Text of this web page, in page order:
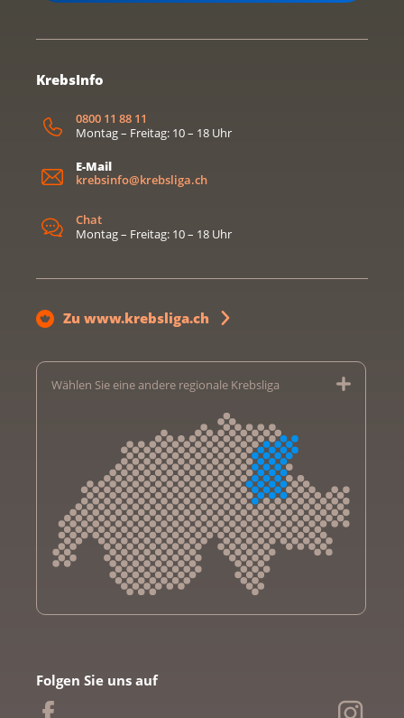
KrebsInfo
0800 11 88 11
Montag – Freitag: 10 – 18 Uhr
E-Mail
krebsinfo@krebsliga.ch
Chat
Montag – Freitag: 10 – 18 Uhr
Zu www.krebsliga.ch
Wählen Sie eine andere regionale Krebsliga
Krebsliga Bern
Krebsliga Freiburg
Folgen Sie uns auf